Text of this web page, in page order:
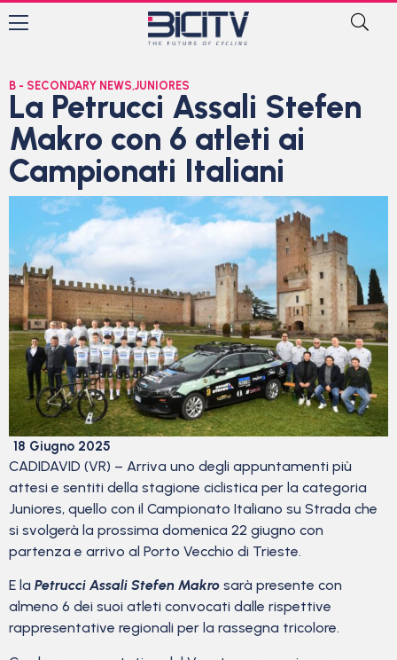
B - SECONDARY NEWS,JUNIORES
La Petrucci Assali Stefen
Makro con 6 atleti ai
Campionati Italiani
18 Giugno 2025
CADIDAVID (VR) – Arriva uno degli appuntamenti più
attesi e sentiti della stagione ciclistica per la categoria
Juniores, quello con il Campionato Italiano su Strada che
si svolgerà la prossima domenica 22 giugno con
partenza e arrivo al Porto Vecchio di Trieste.
E la Petrucci Assali Stefen Makro sarà presente con
almeno 6 dei suoi atleti convocati dalle rispettive
rappresentative regionali per la rassegna tricolore.